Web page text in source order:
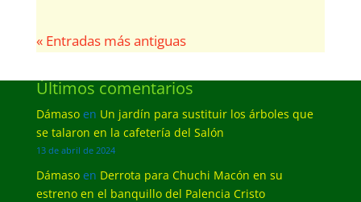
« Entradas más antiguas
Últimos comentarios
Dámasoen Un jardín para sustituir los árboles que
se talaron en la cafetería del Salón
13 de abril de 2024
Dámasoen Derrota para Chuchi Macón en su
estreno en el banquillo del Palencia Cristo